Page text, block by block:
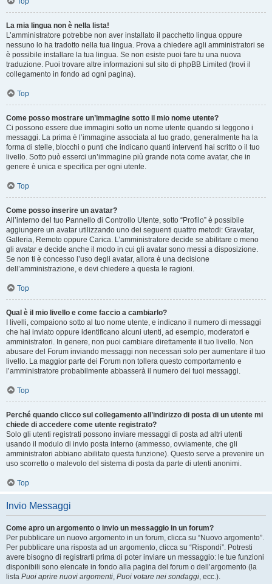
La mia lingua non è nella lista!
L’amministratore potrebbe non aver installato il pacchetto lingua oppure
nessuno lo ha tradotto nella tua lingua. Prova a chiedere agli amministratori se
è possibile installare la tua lingua. Se non esiste puoi fare tu una nuova
traduzione. Puoi trovare altre informazioni sul sito di phpBB Limited (trovi il
collegamento in fondo ad ogni pagina).
Top
Come posso mostrare un’immagine sotto il mio nome utente?
Ci possono essere due immagini sotto un nome utente quando si leggono i
messaggi. La prima è l’immagine associata al tuo grado, generalmente ha la
forma di stelle, blocchi o punti che indicano quanti interventi hai scritto o il tuo
livello. Sotto può esserci un’immagine più grande nota come avatar, che in
genere è unica e specifica per ogni utente.
Top
Come posso inserire un avatar?
All’interno del tuo Pannello di Controllo Utente, sotto “Profilo” è possibile
aggiungere un avatar utilizzando uno dei seguenti quattro metodi: Gravatar,
Galleria, Remoto oppure Carica. L’amministratore decide se abilitare o meno
gli avatar e decide anche il modo in cui gli avatar sono messi a disposizione.
Se non ti è concesso l’uso degli avatar, allora è una decisione
dell’amministrazione, e devi chiedere a questa le ragioni.
Top
Qual è il mio livello e come faccio a cambiarlo?
I livelli, compaiono sotto al tuo nome utente, e indicano il numero di messaggi
che hai inviato oppure identificano alcuni utenti, ad esempio, moderatori e
amministratori. In genere, non puoi cambiare direttamente il tuo livello. Non
abusare del Forum inviando messaggi non necessari solo per aumentare il tuo
livello. La maggior parte dei Forum non tollera questo comportamento e
l’amministratore probabilmente abbasserà il numero dei tuoi messaggi.
Top
Perché quando clicco sul collegamento all’indirizzo di posta di un utente mi
chiede di accedere come utente registrato?
Solo gli utenti registrati possono inviare messaggi di posta ad altri utenti
usando il modulo di invio posta interno (ammesso, ovviamente, che gli
amministratori abbiano abilitato questa funzione). Questo serve a prevenire un
uso scorretto o malevolo del sistema di posta da parte di utenti anonimi.
Top
Invio Messaggi
Come apro un argomento o invio un messaggio in un forum?
Per pubblicare un nuovo argomento in un forum, clicca su “Nuovo argomento”.
Per pubblicare una risposta ad un argomento, clicca su “Rispondi”. Potresti
avere bisogno di registrarti prima di poter inviare un messaggio: le tue funzioni
disponibili sono elencate in fondo alla pagina del forum o dell’argomento (la
lista Puoi aprire nuovi argomenti, Puoi votare nei sondaggi, ecc.).